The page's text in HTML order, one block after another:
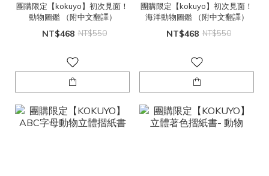
團購限定【kokuyo】初次見面！
動物圖鑑 （附中文翻譯）
NT$468 NT$550
團購限定【kokuyo】初次見面！
海洋動物圖鑑 （附中文翻譯）
NT$468 NT$550